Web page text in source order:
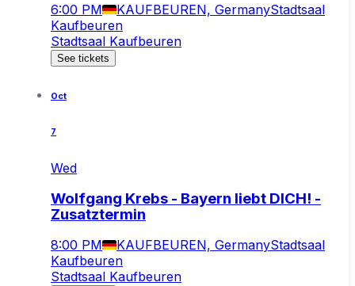
6:00 PM KAUFBEUREN, GermanyStadtsaal
Kaufbeuren
Stadtsaal Kaufbeuren
See tickets
Oct
7
Wed
Wolfgang Krebs - Bayern liebt DICH! -
Zusatztermin
8:00 PM KAUFBEUREN, GermanyStadtsaal
Kaufbeuren
Stadtsaal Kaufbeuren